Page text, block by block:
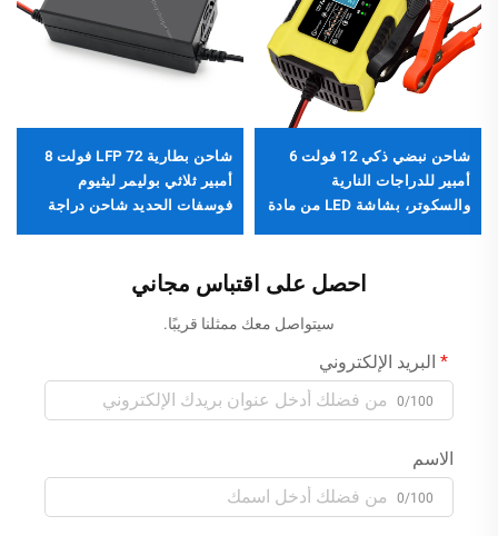
شاحن نبضي ذكي 12 فولت 6
أمبير للدراجات النارية
والسكوتر، بشاشة LED من مادة
المتحدة/المملكة المتحدة،
شاحن بطارية LFP 72 فولت 8
أمبير ثلاثي بوليمر ليثيوم
فوسفات الحديد شاحن دراجة
فولت
احصل على اقتباس مجاني
سيتواصل معك ممثلنا قريبًا.
البريد الإلكتروني
0/100
الاسم
0/100